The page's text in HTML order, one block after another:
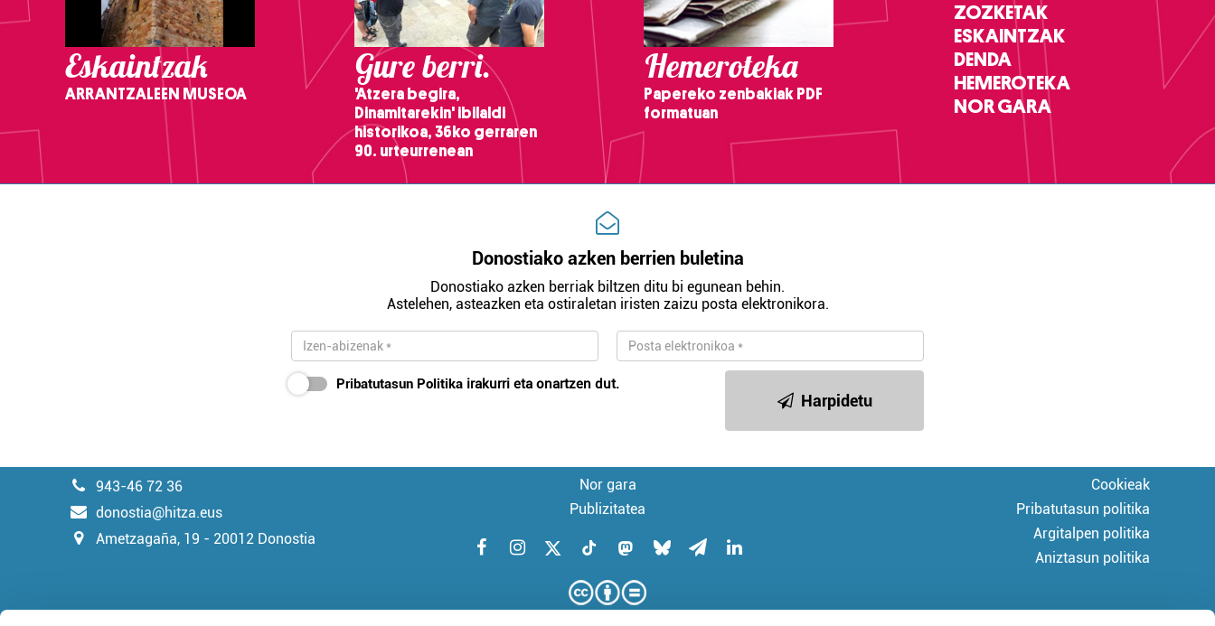
Eskaintzak
ARRANTZALEEN MUSEOA
Gure berri.
'Atzera begira,
Dinamitarekin' ibilaldi
historikoa, 36ko gerraren
90. urteurrenean
Hemeroteka
Papereko zenbakiak PDF
formatuan
ZOZKETAK
ESKAINTZAK
DENDA
HEMEROTEKA
NOR GARA
Donostiako azken berrien buletina
Donostiako azken berriak biltzen ditu bi egunean behin.
Astelehen, asteazken eta ostiraletan iristen zaizu posta elektronikora.
Pribatutasun Politika irakurri eta onartzen dut.
Harpidetu
943-46 72 36
donostia@hitza.eus
Ametzagaña, 19 - 20012 Donostia
Nor gara
Publizitatea
Cookieak
Pribatutasun politika
Argitalpen politika
Aniztasun politika